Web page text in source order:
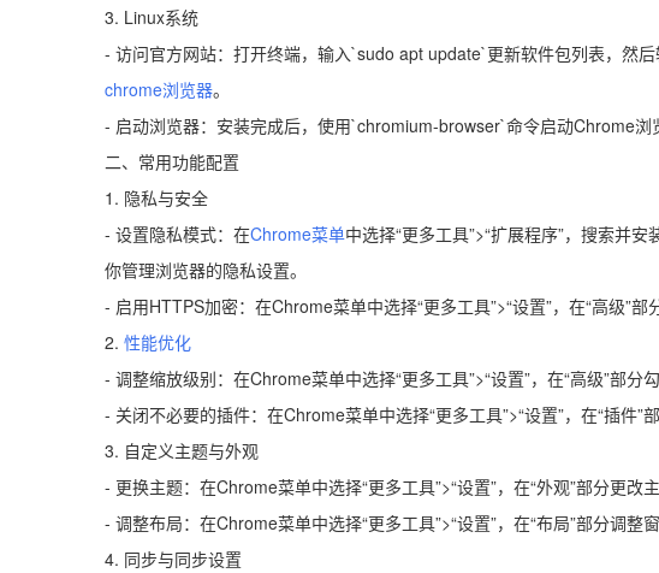
3. Linux系统
- 访问官方网站：打开终端，输入`sudo apt update`更新软件包列表，然
chrome浏览器。
- 启动浏览器：安装完成后，使用`chromium-browser`命令启动Chrome浏
二、常用功能配置
1. 隐私与安全
- 设置隐私模式：在Chrome菜单中选择“更多工具”>“扩展程序”，搜索并
你管理浏览器的隐私设置。
- 启用HTTPS加密：在Chrome菜单中选择“更多工具”>“设置”，在“高级”部
2. 性能优化
- 调整缩放级别：在Chrome菜单中选择“更多工具”>“设置”，在“高级”部分
- 关闭不必要的插件：在Chrome菜单中选择“更多工具”>“设置”，在“插件”
3. 自定义主题与外观
- 更换主题：在Chrome菜单中选择“更多工具”>“设置”，在“外观”部分更改
- 调整布局：在Chrome菜单中选择“更多工具”>“设置”，在“布局”部分调整
4. 同步与同步设置